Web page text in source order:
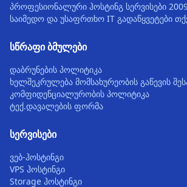
პროფესიონალური ჰოსტინგ სერვისები
საიმედო და უსაფრთხო IT გადაწყვეტები
სწრაფი ბმულები
დაბრუნების პოლიტიკა
ხელშეკრულება მომსახურეობის გაწევის
კომფიდენციალურობის პოლიტიკა
ტექ.დავალების ფორმა
სერვისები
ვებ-ჰოსტინგი
VPS ჰოსტინგი
Storage ჰოსტინგი